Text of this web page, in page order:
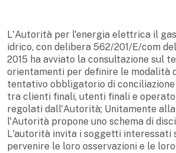
L'Autorità per l'energia elettrica il
idrico, con delibera 562/201/E/com
2015 ha avviato la consultazione sul
orientamenti per definire le modalità
tentativo obbligatorio di
tra clienti finali, utenti finali e
regolati dall'Autorità; Unitamente
l'Autorità propone uno schema di
L'autorità invita i soggetti interessati
pervenire le loro osservazioni e le